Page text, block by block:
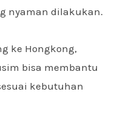
nyaman dilakukan.
ke Hongkong,
bisa membantu
kebutuhan